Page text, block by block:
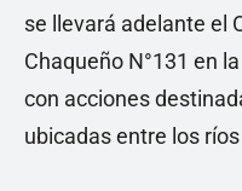
se llevará adelante el
Chaqueño N°131 en
con acciones
ubicadas entre los